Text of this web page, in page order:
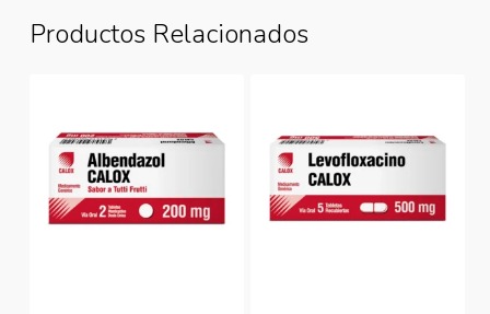
Productos Relacionados